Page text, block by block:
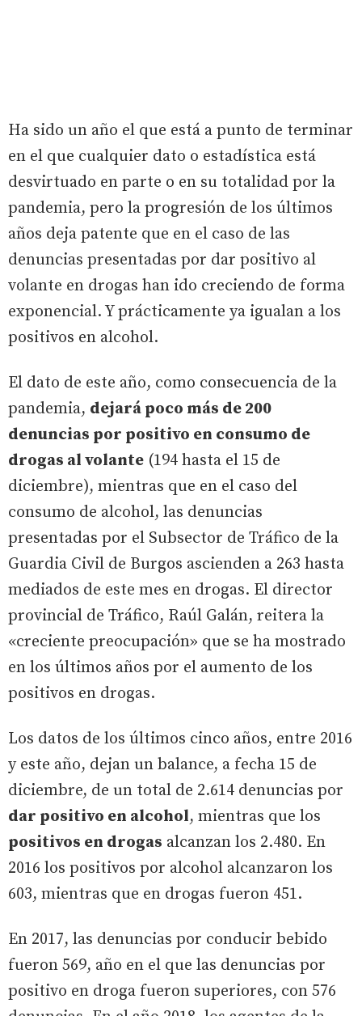
Ha sido un año el que está a punto de terminar
en el que cualquier dato o estadística está
desvirtuado en parte o en su totalidad por la
pandemia, pero la progresión de los últimos
años deja patente que en el caso de las
denuncias presentadas por dar positivo al
volante en drogas han ido creciendo de forma
exponencial. Y prácticamente ya igualan a los
positivos en alcohol.
El dato de este año, como consecuencia de la
pandemia, dejará poco más de 200
denuncias por positivo en consumo de
drogas al volante (194 hasta el 15 de
diciembre), mientras que en el caso del
consumo de alcohol, las denuncias
presentadas por el Subsector de Tráfico de la
Guardia Civil de Burgos ascienden a 263 hasta
mediados de este mes en drogas. El director
provincial de Tráfico, Raúl Galán, reitera la
«creciente preocupación» que se ha mostrado
en los últimos años por el aumento de los
positivos en drogas.
Los datos de los últimos cinco años, entre 2016
y este año, dejan un balance, a fecha 15 de
diciembre, de un total de 2.614 denuncias por
dar positivo en alcohol, mientras que los
positivos en drogas alcanzan los 2.480. En
2016 los positivos por alcohol alcanzaron los
603, mientras que en drogas fueron 451.
En 2017, las denuncias por conducir bebido
fueron 569, año en el que las denuncias por
positivo en droga fueron superiores, con 576